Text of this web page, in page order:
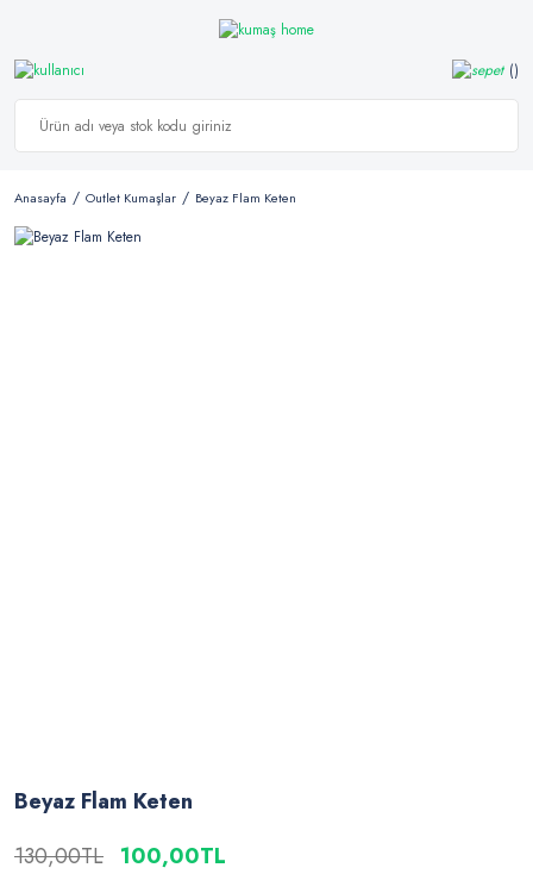
Anasayfa Outlet Kumaşlar Beyaz Flam Keten
Beyaz Flam Keten
130,00TL 100,00TL